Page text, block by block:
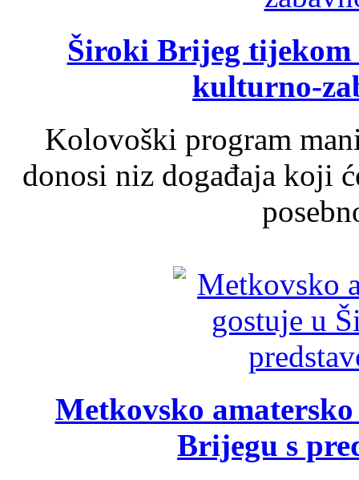
Široki Brijeg tijekom
kulturno-
Kolovoški program
donosi niz događaja koji
Metkovsko
Brijegu s